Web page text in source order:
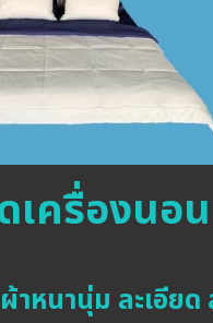
เครื่องนอ
าหนานุ่ม ละเอีย